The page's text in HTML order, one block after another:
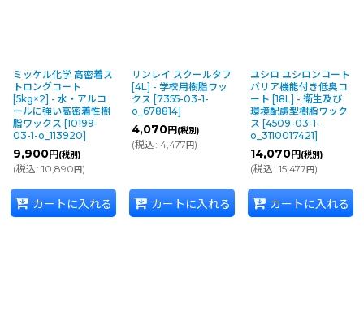
ミッケル化学 高密着ス
トロングコート
[5kg×2] - 水・アルコ
ールに強い高密着性樹
脂ワックス [10199-
03-1-o_113920]
9,900円 (税別)
(税込: 10,890円)
カートに入れる
リンレイ スクールタフ
[4L] - 学校用樹脂ワッ
クス [7355-03-1-
o_678814]
4,070円 (税別)
(税込: 4,477円)
カートに入れる
ユシロ ユシロンコート
バリア機能付き低臭コ
ート [18L] - 衛生及び
環境配慮型樹脂ワック
ス [4509-03-1-
o_3110017421]
14,070円 (税別)
(税込: 15,477円)
カートに入れる